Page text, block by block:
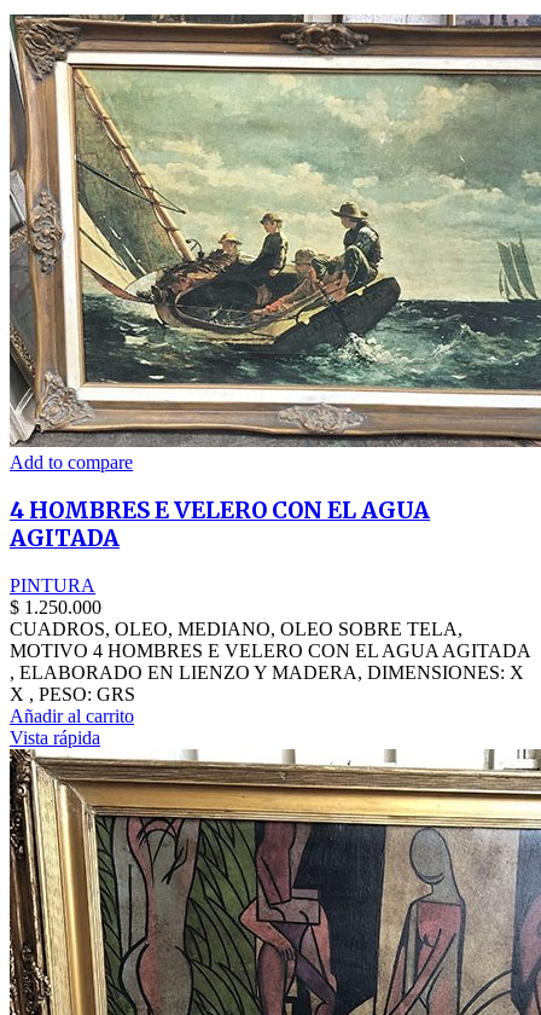
Add to compare
4 HOMBRES E VELERO CON EL AGUA
AGITADA
PINTURA
$ 1.250.000
CUADROS, OLEO, MEDIANO, OLEO SOBRE TELA,
MOTIVO 4 HOMBRES E VELERO CON EL AGUA AGITADA
, ELABORADO EN LIENZO Y MADERA, DIMENSIONES: X
X , PESO: GRS
Añadir al carrito
Vista rápida